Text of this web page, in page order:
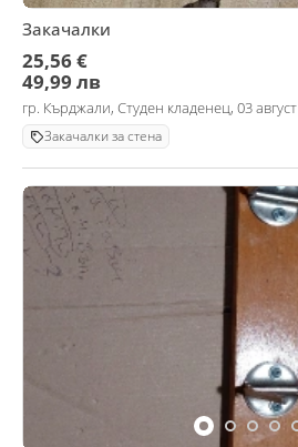
Закачалки
25,56 €
49,99 лв
гр. Кърджали, Студен кладенец, 03 август
Закачалки за стена